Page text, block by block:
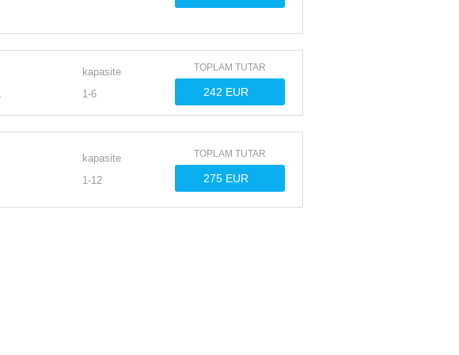
kapasite
1-6
TOPLAM TUTAR
kapasite
1-12
TOPLAM TUTAR